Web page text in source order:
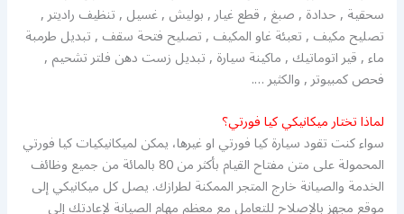
سحقية , حدادة , صبغ , قطع غيار , بوليش , غسيل , تنظيف راديتر ,
تصليح مكيف , تعبئة غاو المكيف , تصليح فتحة سقف , تبديل طرمبة
ماء , قير اتوماتيك , ماكينة سيارة , تبديل زست دهن فلتر تشحيم ,
فحص كمبيوتر , والكثير ….
لماذا تختار ميكانيكي كيا فورتي؟
سواء كنت تقود سيارة كيا فورتي او غيرها، يمكن لميكانيكيات كيا فورتي
المحمولة على متن مفتاح القيام بأكثر من 80 بالمائة من جميع وظائف
الخدمة والصيانة خارج المتجر الممكنة لطرازك. يصل كل ميكانيكي إلى
موقع مجهز بالإصلاح للتعامل مع معظم مهام الصيانة لإعادتك إلى